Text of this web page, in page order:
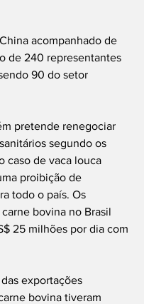
acompanhado de
de 240 representantes
90 do setor
pretende renegociar
segundo os
caso de vaca louca
proibição de
todo o país. Os
bovina no Brasil
25 milhões por dia com
exportações
bovina tiveram